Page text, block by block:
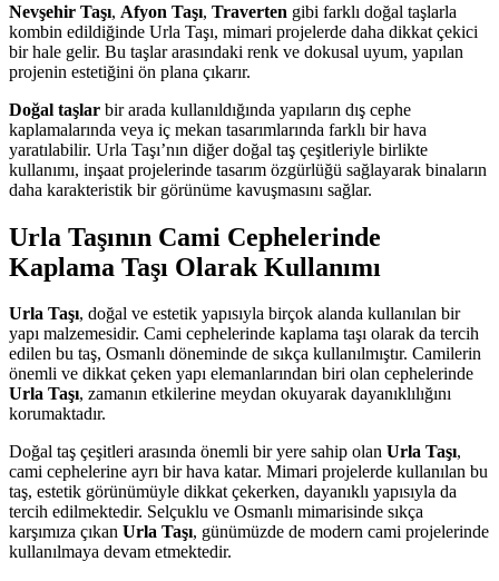
Nevşehir Taşı, Afyon Taşı, Traverten gibi farklı doğal taşlarla
kombin edildiğinde Urla Taşı, mimari projelerde daha dikkat çekici
bir hale gelir. Bu taşlar arasındaki renk ve dokusal uyum, yapılan
projenin estetiğini ön plana çıkarır.
Doğal taşlar bir arada kullanıldığında yapıların dış cephe
kaplamalarında veya iç mekan tasarımlarında farklı bir hava
yaratılabilir. Urla Taşı’nın diğer doğal taş çeşitleriyle birlikte
kullanımı, inşaat projelerinde tasarım özgürlüğü sağlayarak binaların
daha karakteristik bir görünüme kavuşmasını sağlar.
Urla Taşının Cami Cephelerinde
Kaplama Taşı Olarak Kullanımı
Urla Taşı, doğal ve estetik yapısıyla birçok alanda kullanılan bir
yapı malzemesidir. Cami cephelerinde kaplama taşı olarak da tercih
edilen bu taş, Osmanlı döneminde de sıkça kullanılmıştır. Camilerin
önemli ve dikkat çeken yapı elemanlarından biri olan cephelerinde
Urla Taşı, zamanın etkilerine meydan okuyarak dayanıklılığını
korumaktadır.
Doğal taş çeşitleri arasında önemli bir yere sahip olan Urla Taşı,
cami cephelerine ayrı bir hava katar. Mimari projelerde kullanılan bu
taş, estetik görünümüyle dikkat çekerken, dayanıklı yapısıyla da
tercih edilmektedir. Selçuklu ve Osmanlı mimarisinde sıkça
karşımıza çıkan Urla Taşı, günümüzde de modern cami projelerinde
kullanılmaya devam etmektedir.